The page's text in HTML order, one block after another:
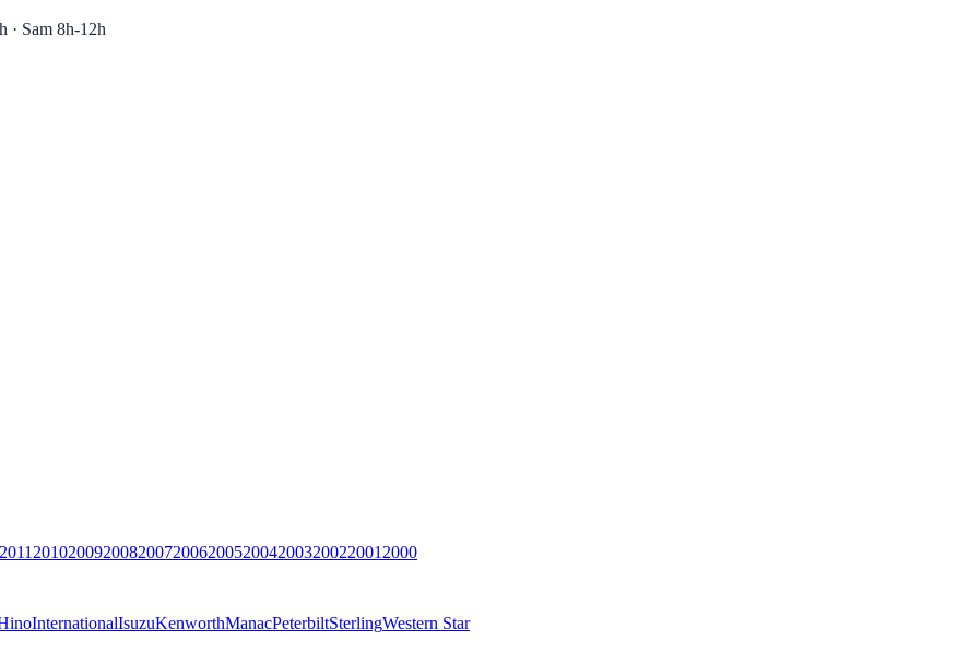
· Sam 8h-12h
2011 2010200920082007200620052004200320022001 2000
InternationalIsuzuKenworthManacPeterbiltSterlingWestern Star